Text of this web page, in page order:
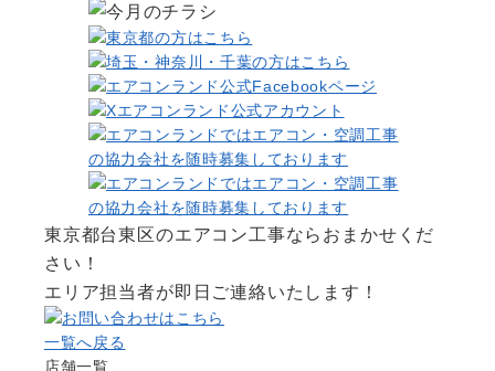
東京都台東区のエアコン工事ならおまかせくだ
さい！
エリア担当者が即日ご連絡いたします！
一覧へ戻る
店舗一覧